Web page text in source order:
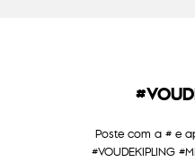
Poste com a # e
#VOUDEKIPLING